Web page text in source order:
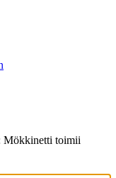
Mökkinetti toimii